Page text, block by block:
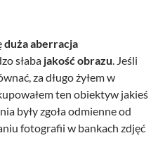
duża aberracja
słaba jakość obrazu. Jeśli
za długo żyłem w
ten obiektyw jakieś
były zgoła odmienne od
fotografii w bankach zdjęć